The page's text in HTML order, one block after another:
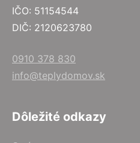
IČO: 51154544
DIČ: 2120623780
0910 378 830
info@teplydomov.sk
Dôležité odkazy